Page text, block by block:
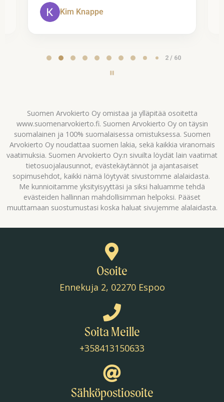
P
Jyväskylä (Vesanka)
3 / 60
Suomen Arvokierto Oy omistaa ja ylläpitää osoitetta
www.suomenarvokierto.fi. Suomen Arvokierto Oy on täysin
suomalainen ja 100% suomalaisessa omistuksessa. Suomen
Arvokierto Oy noudattaa suomen lakia, sekä kaikkia viranomais
vaatimuksia. Suomen Arvokierto Oy:n sivuilta löydät lain vaatimat
tietosuojalausunnot, evästekäytännöt ja ajantasaiset
sopimusehdot, kaikki nämä löytyvät sivustomme alalaidasta.
Me kunnioitamme yksityisyyttäsi ja siksi haluamme tehdä
evästeiden hallinnan mahdollisimman helpoksi. Pääset
muuttamaan suostumustasi koska haluat sivujemme alalaidasta.
Osoite
Ennekuja 2, 02270 Espoo
Soita Meille
+358413150633
Sähköpostiosoite